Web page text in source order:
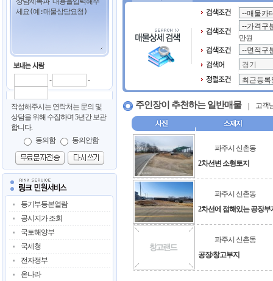
- -
작성해주시는 연락처는 문의 및
상담을 위해 수집하며 5년간 보관
합니다.
동의함
동의안함
등기부등본열람
공시지가 조회
국토해양부
국세청
전자정부
온나라
만원
주인장이 추천하는 일반매물 고객
파주시 신촌동
2차선변 소형토지
파주시 신촌동
2차선에 접해있는 공장부
파주시 신촌동
공장/창고부지